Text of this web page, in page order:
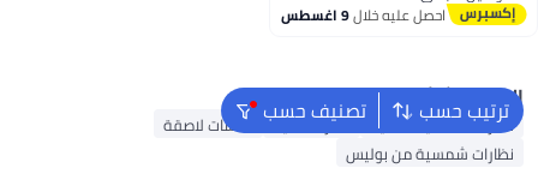
توصيل مجانياحصل عليه خلال9 اغسطس
ترتيب حسب تصنيف حسب البحث الشائع
نظارات شمسية نسائية نظارات ذكية
عدسات لاصقة
نظارات شمسية من بوليس